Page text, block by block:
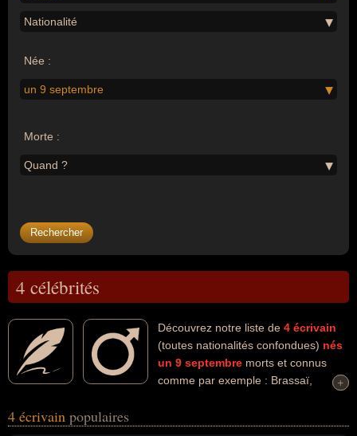
Nationalité
Née :
un 9 septembre
Morte :
Quand ?
4 célébrités
Découvrez notre liste de 4 écrivain
(toutes nationalités confondues) nés
un 9 septembre morts et connus
comme par exemple : Brassaï,
personnalités (de sexe masculin) peuvent avoir des liens variés
+
+
4 écrivain populaires